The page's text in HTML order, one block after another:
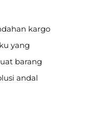
kargo
yang
barang
andal